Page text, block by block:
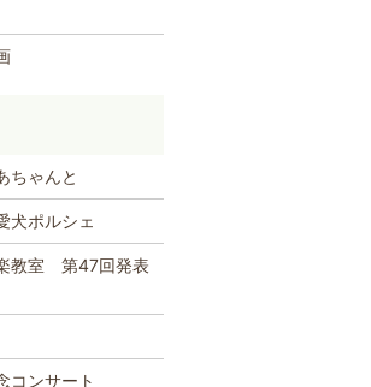
ちゃんと
犬ポルシェ
教室 第47回発表
コンサート